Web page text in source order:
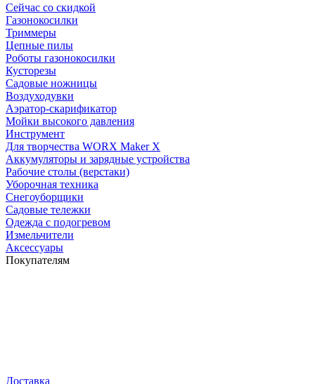
Сейчас со скидкой
Газонокосилки
Триммеры
Цепные пилы
Роботы газонокосилки
Кусторезы
Садовые ножницы
Воздуходувки
Аэратор-скарификатор
Мойки высокого давления
Инструмент
Для творчества WORX Maker X
Аккумуляторы и зарядные устройства
Рабочие столы (верстаки)
Уборочная техника
Снегоуборщики
Садовые тележки
Одежда с подогревом
Измельчители
Аксессуары
Покупателям
Доставка